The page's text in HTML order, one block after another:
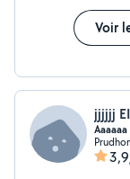
Voir
jjjjjj
Aaaaaa